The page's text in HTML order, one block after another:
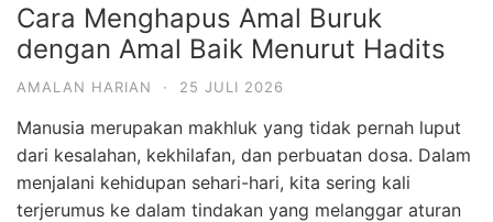
Cara Menghapus Amal Buruk
dengan Amal Baik Menurut Hadits
AMALAN HARIAN · 25 JULI 2026
Manusia merupakan makhluk yang tidak pernah luput
dari kesalahan, kekhilafan, dan perbuatan dosa. Dalam
menjalani kehidupan sehari-hari, kita sering kali
terjerumus ke dalam tindakan yang melanggar aturan